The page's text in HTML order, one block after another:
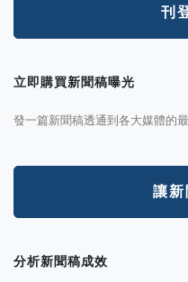
刊
立即購買新聞稿曝光
發一篇新聞稿透通到各大媒體的
讓
分析新聞稿成效